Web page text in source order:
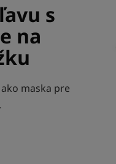
s
na
maska pre